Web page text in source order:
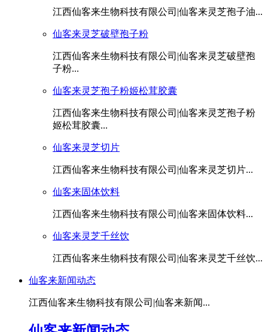
江西仙客来生物科技有限公司|仙客来灵芝孢子油...
仙客来灵芝破壁孢子粉
江西仙客来生物科技有限公司|仙客来灵芝破壁孢
子粉...
仙客来灵芝孢子粉姬松茸胶囊
江西仙客来生物科技有限公司|仙客来灵芝孢子粉
姬松茸胶囊...
仙客来灵芝切片
江西仙客来生物科技有限公司|仙客来灵芝切片...
仙客来固体饮料
江西仙客来生物科技有限公司|仙客来固体饮料...
仙客来灵芝千丝饮
江西仙客来生物科技有限公司|仙客来灵芝千丝饮...
仙客来新闻动态
江西仙客来生物科技有限公司|仙客来新闻...